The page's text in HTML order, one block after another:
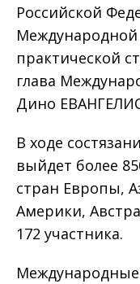
Российской
практической
глава
Дино
В ходе
выйдет более
стран Европы,
Америки,
172 участника.